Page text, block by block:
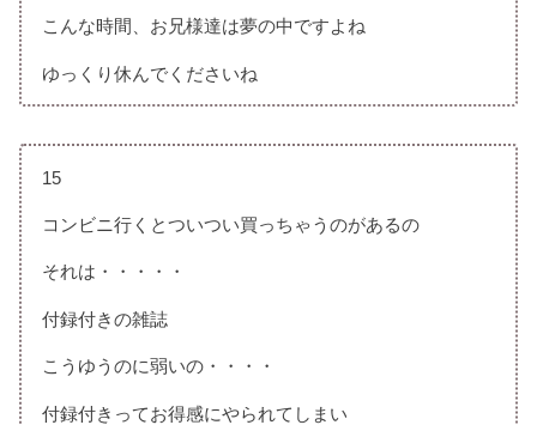
こんな時間、お兄様達は夢の中ですよね
ゆっくり休んでくださいね
15
コンビニ行くとついつい買っちゃうのがあるの
それは・・・・・
付録付きの雑誌
こうゆうのに弱いの・・・・
付録付きってお得感にやられてしまい